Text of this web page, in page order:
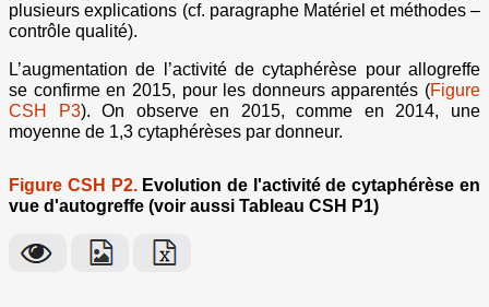
plusieurs explications (cf. paragraphe Matériel et méthodes –
contrôle qualité).
L’augmentation de l’activité de cytaphérèse pour allogreffe
se confirme en 2015, pour les donneurs apparentés (Figure
CSH P3). On observe en 2015, comme en 2014, une
moyenne de 1,3 cytaphérèses par donneur.
Figure CSH P2.Evolution de l'activité de cytaphérèse en
vue d'autogreffe (voir aussi Tableau CSH P1)